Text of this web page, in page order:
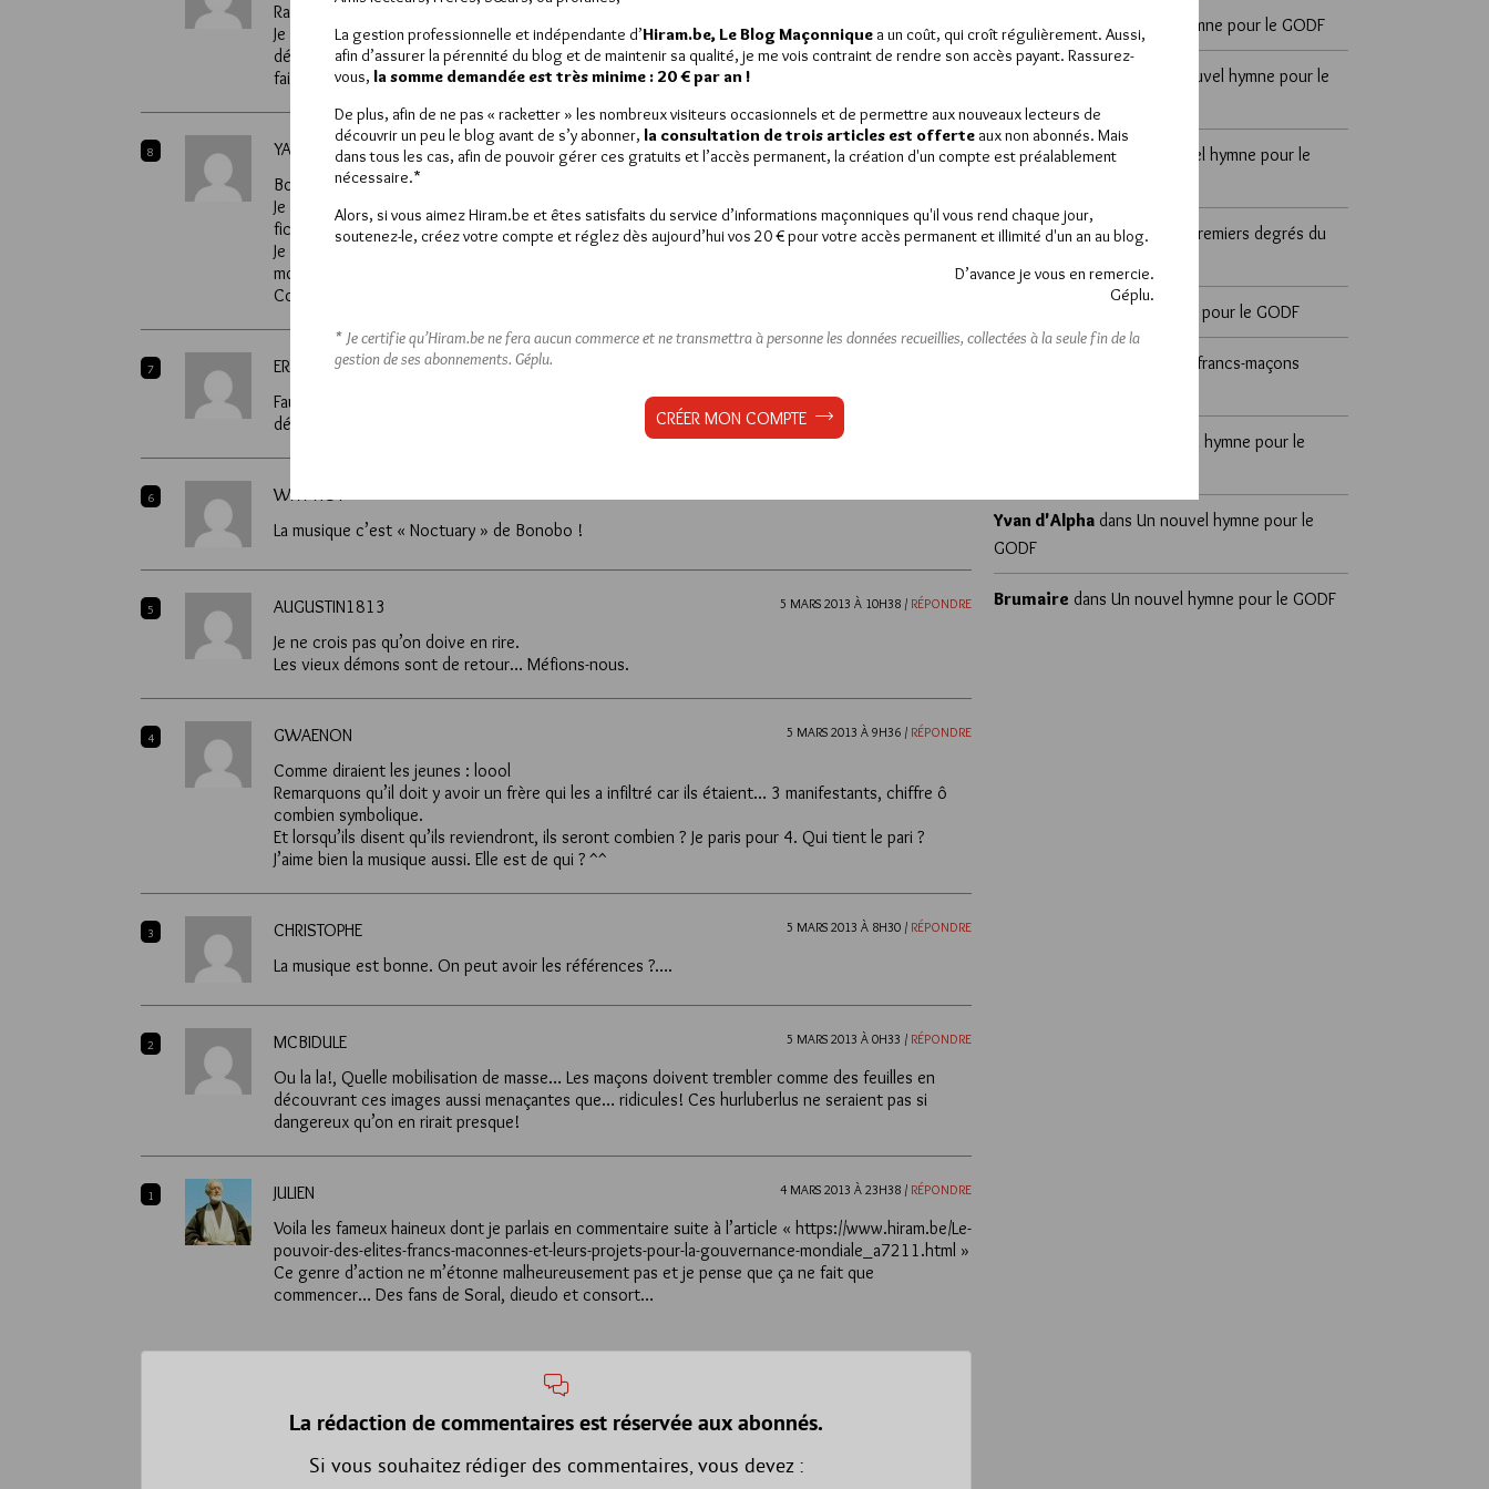
Raide mort de rire… Ils font peur les trois zozos!!!
Je suppose que les 4 autres qui devaient les rejoindre ont été retardés (attardés?) par un
décalage de correspondance de métro savamment organisé à dessein par des comploteurs
faisant partie de la tentaculaire manipulation mondiale???
8 YASFALOTH 5 MARS 2013 À 18H55 / RÉPONDRE
Bonsoir
Je dirais même mieux, surtout qu’ils continuent, comme ça les RG peuvent faire de jolies petites
fiches !
Je préfère que l’on sache qui sont mes adversaires que les voir sortir dans mon dos au mauvais
moment !
Cordialement
7 ERCHINOALD
Faut-il en rire ou en pleurer? Si leurs actions continuent à se limiter à ce genre de
démonstrations, je suis partisan de prendre cela à la rigolade.
6 WHY NOT
La musique c’est « Noctuary » de Bonobo !
5 AUGUSTIN1813 5 MARS 2013 À 10H38 / RÉPONDRE
Je ne crois pas qu’on doive en rire.
Les vieux démons sont de retour… Méfions-nous.
4 GWAENON 5 MARS 2013 À 9H36 / RÉPONDRE
Comme diraient les jeunes : loool
Remarquons qu’il doit y avoir un frère qui les a infiltré car ils étaient… 3 manifestants, chiffre ô
combien symbolique.
Et lorsqu’ils disent qu’ils reviendront, ils seront combien ? Je paris pour 4. Qui tient le pari ?
J’aime bien la musique aussi. Elle est de qui ? ^^
3 CHRISTOPHE 5 MARS 2013 À 8H30 / RÉPONDRE
La musique est bonne. On peut avoir les références ?….
2 MCBIDULE 5 MARS 2013 À 0H33 / RÉPONDRE
Ou la la!, Quelle mobilisation de masse… Les maçons doivent trembler comme des feuilles en
découvrant ces images aussi menaçantes que… ridicules! Ces hurluberlus ne seraient pas si
dangereux qu’on en rirait presque!
1 JULIEN 4 MARS 2013 À 23H38 / RÉPONDRE
Voila les fameux haineux dont je parlais en commentaire suite à l’article « https://www.hiram.be/Le-
pouvoir-des-elites-francs-maconnes-et-leurs-projets-pour-la-gouvernance-mondiale_a7211.html »
Ce genre d’action ne m’étonne malheureusement pas et je pense que ça ne fait que
commencer… Des fans de Soral, dieudo et consort…
La rédaction de commentaires est réservée aux abonnés.
Si vous souhaitez rédiger des commentaires, vous devez :
cosmos Un nouvel hymne pour le GODF
Un nouvel hymne pour le
GODF
DÉSAP RÊ 🤣dans
Un nouvel hymne pour le
Yvan d'Alpha dansLes 18 premiers degrés du
Un nouvel hymne pour le GODF
Enquête sur les francs-maçons
Un nouvel hymne pour le
Yvan d'Alpha dans Un nouvel hymne pour le
GODF
Brumaire dans Un nouvel hymne pour le GODF
La gestion professionnelle et indépendante d’Hiram.be, Le Blog Maçonnique a un coût, qui croît régulièrement. Aussi,
afin d’assurer la pérennité du blog et de maintenir sa qualité, je me vois contraint de rendre son accès payant. Rassurez-
vous, la somme demandée est très minime : 20 € par an !
De plus, afin de ne pas « racketter » les nombreux visiteurs occasionnels et de permettre aux nouveaux lecteurs de
découvrir un peu le blog avant de s’y abonner, la consultation de trois articles est offerte aux non abonnés. Mais
dans tous les cas, afin de pouvoir gérer ces gratuits et l’accès permanent, la création d'un compte est préalablement
nécessaire.*
Alors, si vous aimez Hiram.be et êtes satisfaits du service d’informations maçonniques qu'il vous rend chaque jour,
soutenez-le, créez votre compte et réglez dès aujourd’hui vos 20 € pour votre accès permanent et illimité d'un an au blog.
D’avance je vous en remercie.
Géplu.
* Je certifie qu’Hiram.be ne fera aucun commerce et ne transmettra à personne les données recueillies, collectées à la seule fin de la
gestion de ses abonnements. Géplu.
CRÉER MON COMPTE